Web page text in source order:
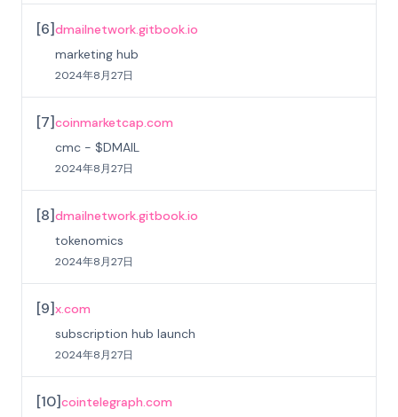
[6]dmailnetwork.gitbook.io
marketing hub
2024年8月27日
[7]coinmarketcap.com
cmc - $DMAIL
2024年8月27日
[8]dmailnetwork.gitbook.io
tokenomics
2024年8月27日
[9]x.com
subscription hub launch
2024年8月27日
[10]cointelegraph.com